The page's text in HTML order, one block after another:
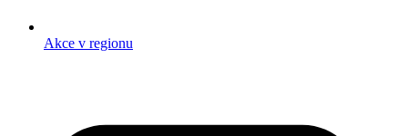
Akce v regionu